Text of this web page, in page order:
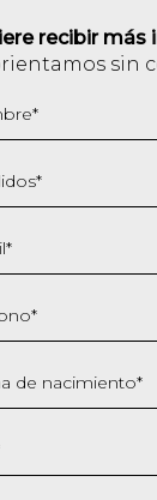
recibir más
sin
*
*
*
*
de nacimiento*